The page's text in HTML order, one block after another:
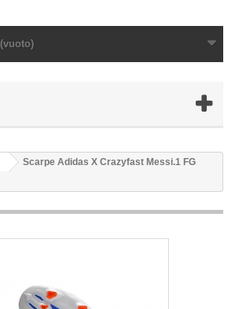
(vuoto)
Scarpe Adidas X Crazyfast Messi.1 FG